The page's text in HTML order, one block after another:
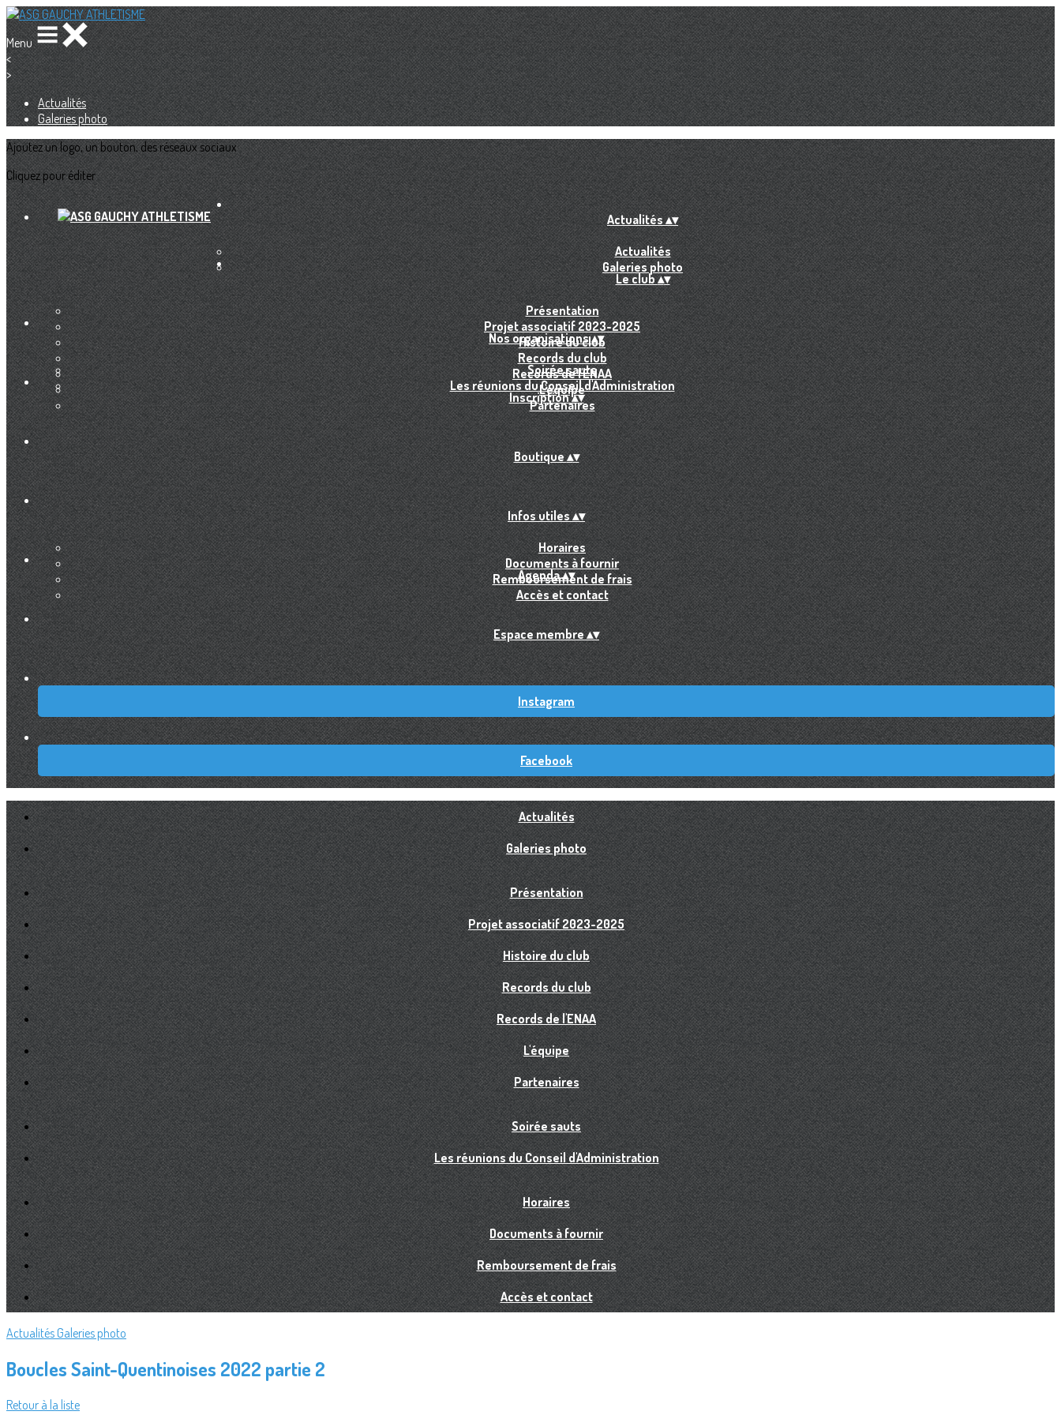
Menu
<
>
Actualités
Galeries photo
Ajoutez un logo, un bouton, des réseaux sociaux
Cliquez pour éditer
Actualités▴▾
Actualités
Galeries photo
Le club▴▾
Présentation
Projet associatif 2023-2025
Histoire du club
Records du club
Records de l'ENAA
L'équipe
Partenaires
Nos organisations▴▾
Soirée sauts
Les réunions du Conseil d'Administration
Inscription▴▾
Boutique▴▾
Infos utiles▴▾
Horaires
Documents à fournir
Remboursement de frais
Accès et contact
Agenda▴▾
Espace membre▴▾
Instagram
Facebook
Actualités
Galeries photo
Présentation
Projet associatif 2023-2025
Histoire du club
Records du club
Records de l'ENAA
L'équipe
Partenaires
Soirée sauts
Les réunions du Conseil d'Administration
Horaires
Documents à fournir
Remboursement de frais
Accès et contact
Actualités Galeries photo
Boucles Saint-Quentinoises 2022 partie 2
Retour à la liste